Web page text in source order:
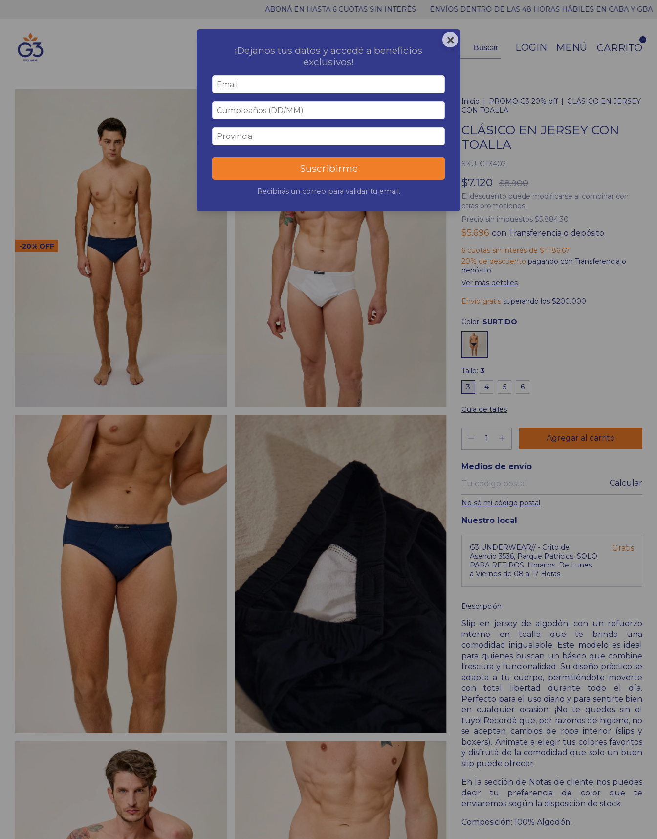
ABONÁ EN HASTA 6 CUOTAS SIN INTERÉS ENVÍOS DENTRO DE LAS 48 HORAS HÁBILES EN CABA Y GBA 20% OFF EN
MENÚ
Buscar LOGIN CARRITO
0
-20% OFF
Inicio | PROMO G3 20% off | CLÁSICO EN JERSEY
CON TOALLA
CLÁSICO EN JERSEY CON
TOALLA
SKU: GT3402
$7.120 $8.900
El descuento puede modificarse al combinar con
otras promociones.
Precio sin impuestos $5.884,30
$5.696 con Transferencia o depósito
6 cuotas sin interés de $1.186,67
20% de descuento pagando con Transferencia o
depósito
Ver más detalles
Envío gratis superando los $200.000
Color: SURTIDO
Talle: 3
3
4 5 6
Guía de talles
Entregas para el CP:
Medios de envío
Calcular
No sé mi código postal
Nuestro local
G3 UNDERWEAR// - Grito de
Asencio 3536, Parque Patricios. SOLO
PARA RETIROS. Horarios. De Lunes
a Viernes de 08 a 17 Horas.
Gratis
Descripción
Slip en jersey de algodón, con un refuerzo
interno en toalla que te brinda una
comodidad inigualable. Este modelo es ideal
para quienes buscan un básico que combine
frescura y funcionalidad. Su diseño práctico se
adapta a tu cuerpo, permitiéndote moverte
con total libertad durante todo el día.
Perfecto para el uso diario y para sentirte bien
en cualquier ocasión. ¡No te quedes sin el
tuyo! Recordá que, por razones de higiene, no
se aceptan cambios de ropa interior (slips y
boxers). Animate a elegir tus colores favoritos
y disfrutá de la comodidad que solo un buen
slip puede ofrecer.
En la sección de Notas de cliente nos puedes
decir tu preferencia de color que te
enviaremos según la disposición de stock
Composición: 100% Algodón.
×
¡Dejanos tus datos y accedé a beneficios
exclusivos!
Suscribirme
Recibirás un correo para validar tu email.